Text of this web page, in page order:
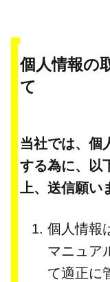
個人情報の
て
当社では、個
する為に、以
上、送信願い
個人情報
マニュア
て適正に